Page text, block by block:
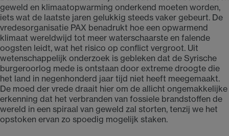
geweld en klimaatopwarming onderkend moeten worden,
iets wat de laatste jaren gelukkig steeds vaker gebeurt. De
vredesorganisatie PAX benadrukt hoe een opwarmend
klimaat wereldwijd tot meer waterschaarste en falende
oogsten leidt, wat het risico op conflict vergroot. Uit
wetenschappelijk onderzoek is gebleken dat de Syrische
burgeroorlog mede is ontstaan door extreme droogte die
het land in negenhonderd jaar tijd niet heeft meegemaakt.
De moed der vrede draait hier om de allicht ongemakkelijke
erkenning dat het verbranden van fossiele brandstoffen de
wereld in een spiraal van geweld zal storten, tenzij we het
opstoken ervan zo spoedig mogelijk staken.